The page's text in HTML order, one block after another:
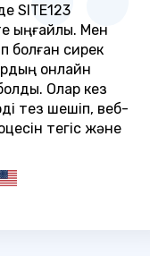
SITE123
ыңғайлы. Мен
болған сирек
онлайн
Олар кез
тез шешіп, веб-
тегіс және